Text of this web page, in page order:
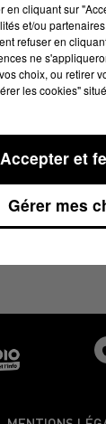
14 sec
GERS DU
en cliquant sur
et/ou
refuser en
ne
choix, ou retirer
les cookies"
Gérer mes
Accepter et